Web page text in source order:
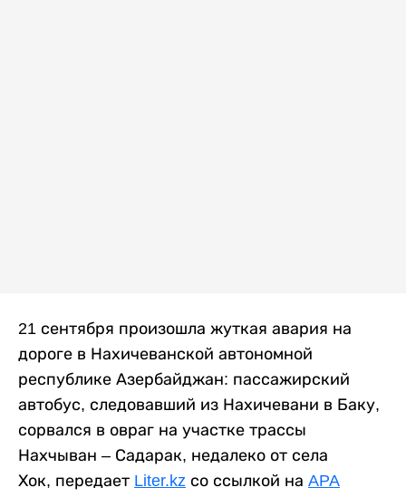
21 сентября произошла жуткая авария на
дороге в Нахичеванской автономной
республике Азербайджан: пассажирский
автобус, следовавший из Нахичевани в Баку,
сорвался в овраг на участке трассы
Нахчыван – Садарак, недалеко от села
Хок, передает Liter.kz со ссылкой на APA